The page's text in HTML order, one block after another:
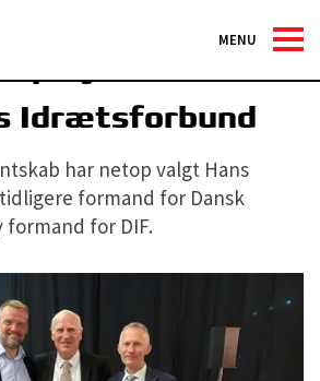
MENU
ny formand for
Idrætsforbund
har netop valgt Hans
formand for Dansk
formand for DIF.